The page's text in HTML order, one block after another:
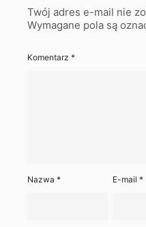
Twój adres e-mail nie
Wymagane pola są
Komentarz *
Nazwa * E-mail*